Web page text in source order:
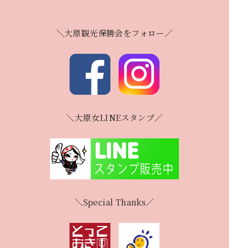
＼大原観光保勝会をフォロー／
＼大原女LINEスタンプ／
＼Special Thanks／